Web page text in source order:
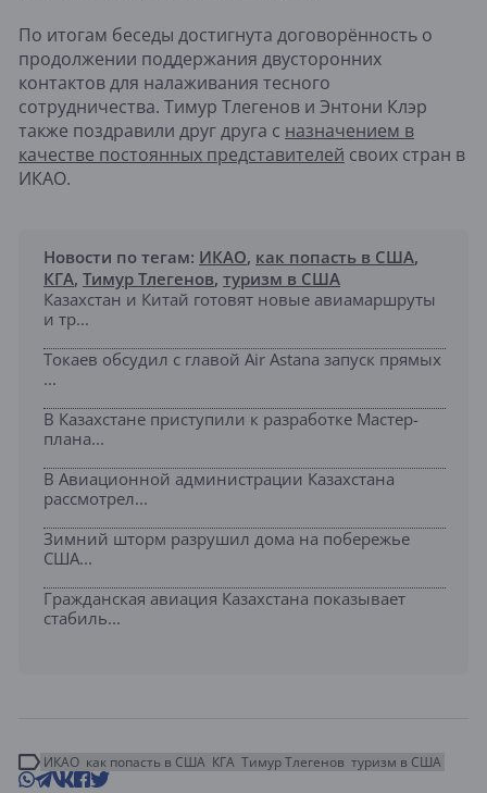
По итогам беседы достигнута договорённость о
продолжении поддержания двусторонних
контактов для налаживания тесного
сотрудничества. Тимур Тлегенов и Энтони Клэр
также поздравили друг друга с назначением в
качестве постоянных представителей своих стран в
ИКАО.
Новости по тегам: ИКАО, как попасть в США,
КГА, Тимур Тлегенов, туризм в США
Казахстан и Китай готовят новые авиамаршруты
и тр...
Токаев обсудил с главой Air Astana запуск прямых
...
В Казахстане приступили к разработке Мастер-
плана...
В Авиационной администрации Казахстана
рассмотрел...
Зимний шторм разрушил дома на побережье
США...
Гражданская авиация Казахстана показывает
стабиль...
ИКАО как попасть в США КГА Тимур Тлегенов туризм в США